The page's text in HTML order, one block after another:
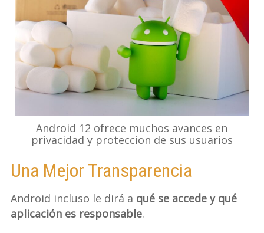
Android 12 ofrece muchos avances en
privacidad y proteccion de sus usuarios
Una Mejor Transparencia
Android incluso le dirá a qué se accede y qué
aplicación es responsable.